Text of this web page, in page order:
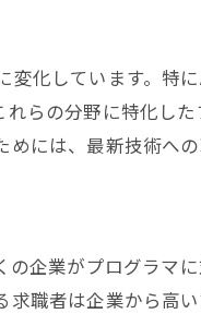
その重要性
と差別化ポイント
体的なアクションプ
に適合する方法
して成功するための
のスキルセット
化しています。特
らの分野に特化し
には、最新技術へ
企業がプログラマ
職者は企業から高